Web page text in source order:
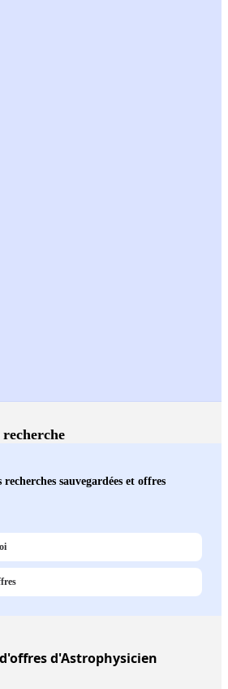
recherches sauvegardées et offres
d'Astrophysicien